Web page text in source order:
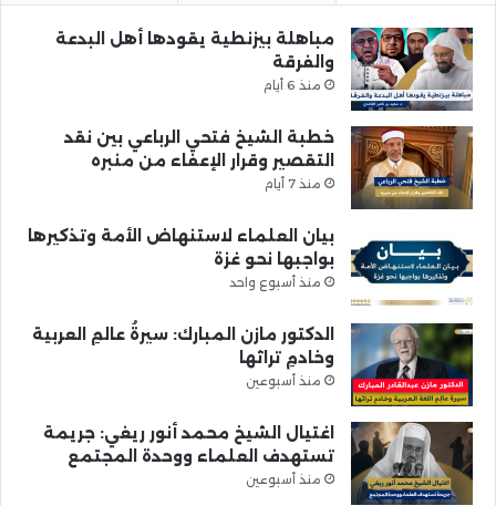
مباهلة بيزنطية يقودها أهل البدعة
والفرقة
منذ 6 أيام
خطبة الشيخ فتحي الرباعي بين نقد
التقصير وقرار الإعفاء من منبره
منذ 7 أيام
بيان العلماء لاستنهاض الأمة وتذكيرها
بواجبها نحو غزة
منذ أسبوع واحد
الدكتور مازن المبارك: سيرةُ عالمِ العربية
وخادمِ تراثها
منذ أسبوعين
اغتيال الشيخ محمد أنور ريغي: جريمة
تستهدف العلماء ووحدة المجتمع
منذ أسبوعين